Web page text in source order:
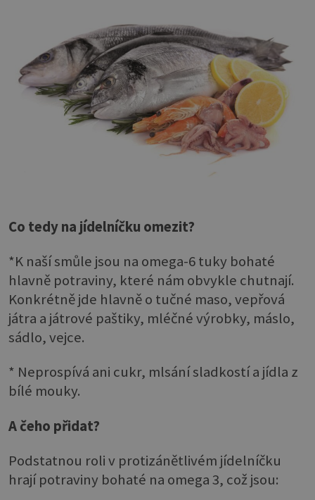
Co tedy na jídelníčku omezit?
*K naší smůle jsou na omega-6 tuky bohaté
hlavně potraviny, které nám obvykle chutnají.
Konkrétně jde hlavně o tučné maso, vepřová
játra a játrové paštiky, mléčné výrobky, máslo,
sádlo, vejce.
* Neprospívá ani cukr, mlsání sladkostí a jídla z
bílé mouky.
A čeho přidat?
Podstatnou roli v protizánětlivém jídelníčku
hrají potraviny bohaté na omega 3, což jsou: